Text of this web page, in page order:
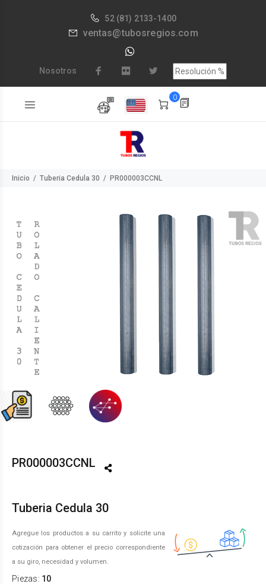
52 (81) 2133-1400
ventas@tubosregios.com
Nosotros
0
Inicio Tuberia Cedula 30 PR000003CCNL
PR000003CCNL
Tuberia Cedula 30
Agregue los productos a su carrito y solicite una
cotización para obtener el precio correspondiente
a su giro, necesidad y volumen.
Piezas: 10